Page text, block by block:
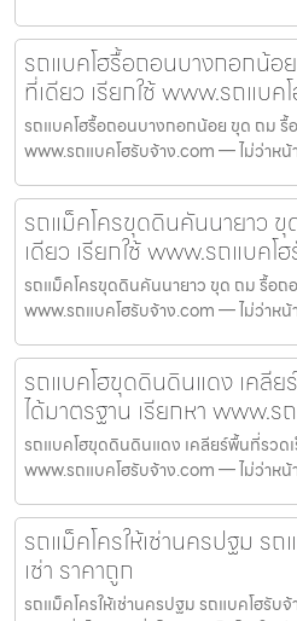
รถแบคโฮรื้อถอนบางกอกน้อ
ที่เดียว เรียกใช้ www.รถแบค
รถแบคโฮรื้อถอนบางกอกน้อย ขุด ถม รื้
www.รถแบคโฮรับจ้าง.com — ไม่ว่าหน้
รถแม็คโครขุดดินคันนายาว
เดียว เรียกใช้ www.รถแบคโ
รถแม็คโครขุดดินคันนายาว ขุด ถม รื้อถอ
www.รถแบคโฮรับจ้าง.com — ไม่ว่าหน้
รถแบคโฮขุดดินดินแดง เคลี
ได้มาตรฐาน เรียกหา www.ร
รถแบคโฮขุดดินดินแดง เคลียร์พื้นที่รวด
www.รถแบคโฮรับจ้าง.com — ไม่ว่าห
รถแม็คโครให้เช่านครปฐม รถ
เช่า ราคาถูก
รถแม็คโครให้เช่านครปฐม รถแบคโฮรับจ้